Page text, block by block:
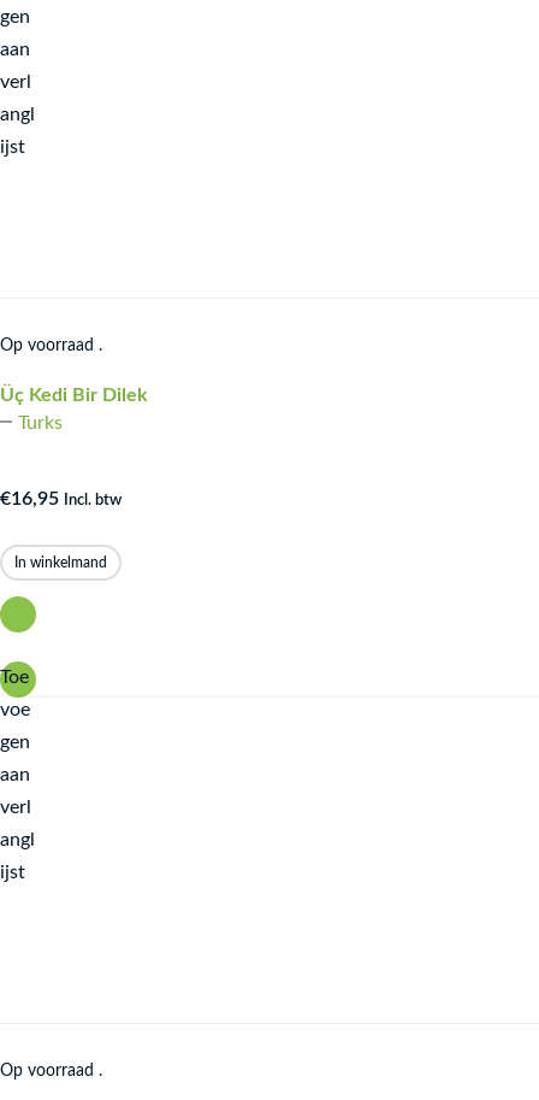
gen
aan
verl
angl
ijst
Op voorraad .
Üç Kedi Bir Dilek
Turks
€16,95 Incl. btw
In winkelmand
Toe
voe
gen
aan
verl
angl
ijst
Op voorraad .